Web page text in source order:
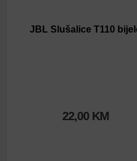
JBL Slušalice T110
22,00 KM